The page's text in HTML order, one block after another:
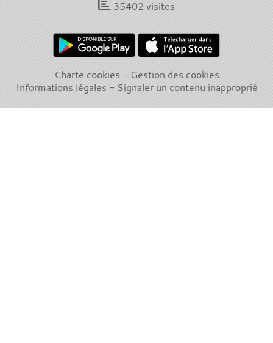
35402 visites
Charte cookies
Gestion des cookies
Informations légales
Signaler un contenu inapproprié